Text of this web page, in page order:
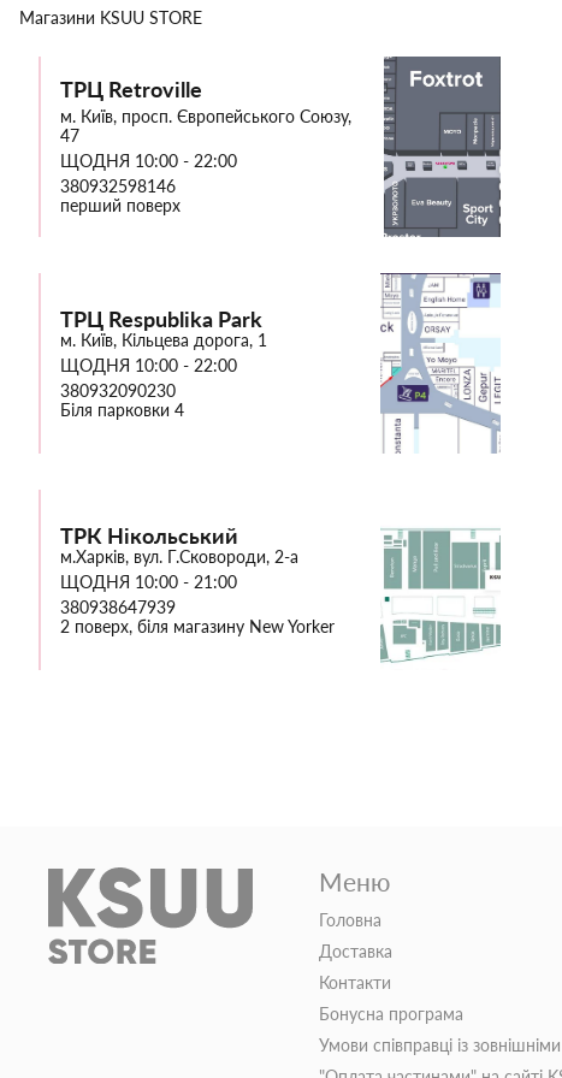
Магазини KSUU STORE
ТРЦ Retroville
м. Київ, просп. Європейського Союзу,
47
ЩОДНЯ 10:00 - 22:00
380932598146
перший поверх
ТРЦ Respublika Park
м. Київ, Кільцева дорога, 1
ЩОДНЯ 10:00 - 22:00
380932090230
Біля парковки 4
ТРК Нікольський
м.Харків, вул. Г.Сковороди, 2-а
ЩОДНЯ 10:00 - 21:00
380938647939
2 поверх, біля магазину New Yorker
Меню
Головна
Доставка
Контакти
Бонусна програма
Умови співправці із